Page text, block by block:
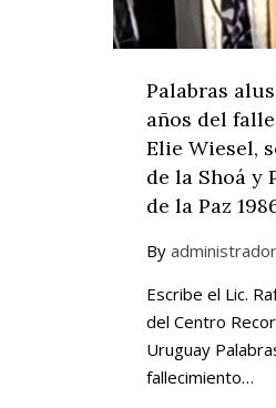
Palabras
años del
Elie Wiesel,
de la Shoá y
de la Paz
By administrador
Escribe el Lic.
del Centro
Uruguay
fallecimiento…